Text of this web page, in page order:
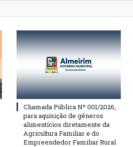
Chamada Pública Nº 001/2026,
para aquisição de gêneros
alimentícios diretamente da
Agricultura Familiar e do
Empreendedor Familiar Rural